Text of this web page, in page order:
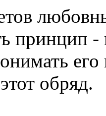
принцип -
обряд.